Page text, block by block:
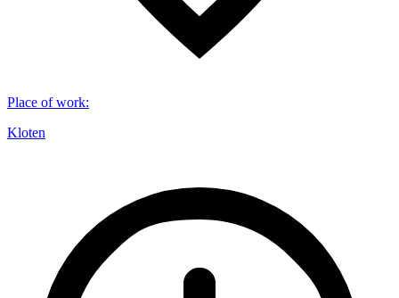
Place of work:
Kloten